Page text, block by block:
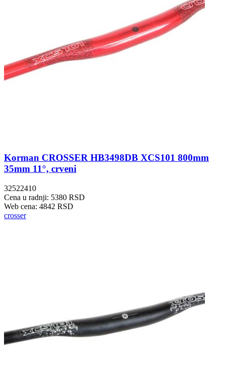
Korman CROSSER HB3498DB XCS101 800mm
35mm 11°, crveni
32522410
Cena u radnji: 5380 RSD
Web cena: 4842 RSD
crosser